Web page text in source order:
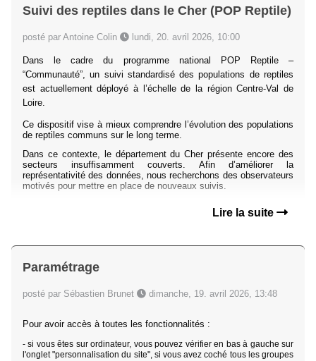
Suivi des reptiles dans le Cher (POP Reptile)
posté par Antoine Colin lundi, 20. avril 2026, 10:00
Dans le cadre du programme national POP Reptile –
“Communauté”, un suivi standardisé des populations de reptiles
est actuellement déployé à l’échelle de la région Centre-Val de
Loire.
Ce dispositif vise à mieux comprendre l’évolution des populations
de reptiles communs sur le long terme.
Dans ce contexte, le département du Cher présente encore des
secteurs insuffisamment couverts. Afin d’améliorer la
représentativité des données, nous recherchons des observateurs
motivés pour mettre en place de nouveaux suivis.
Lire la suite
Paramétrage
posté par Sébastien Brunet dimanche, 19. avril 2026, 13:48
Pour avoir accès à toutes les fonctionnalités :
- si vous êtes sur ordinateur, vous pouvez vérifier en bas à gauche sur
l'onglet "personnalisation du site", si vous avez coché tous les groupes